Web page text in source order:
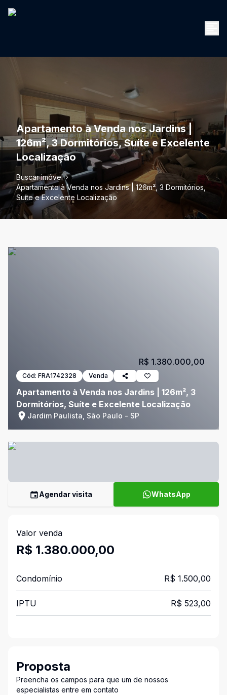
Apartamento à Venda nos Jardins |
126m², 3 Dormitórios, Suíte e Excelente
Localização
Buscar imóvel
Apartamento à Venda nos Jardins | 126m², 3 Dormitórios,
Suíte e Excelente Localização
Cód: FRA1742328 Venda
Apartamento à Venda nos Jardins | 126m², 3
Dormitórios, Suíte e Excelente Localização
Jardim Paulista, São Paulo - SP
R$ 1.380.000,00
Agendar visita WhatsApp
Valor venda
R$ 1.380.000,00
Condomínio R$ 1.500,00
IPTU R$ 523,00
Proposta
Preencha os campos para que um de nossos
especialistas entre em contato